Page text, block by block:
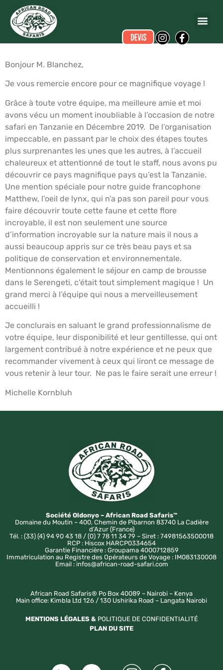
KORNBLUHa écrit ce commentaire.
Dates du voyage : du 2019-12-04 au 2019-12-13
Bonjour M. Blanchez,
Je vous remercie encore pour ce magnifique voyage !
Grâce à toute votre équipe, ma meilleure amie et moi
avons vécu un moment inoubliable à l’occasion de notre
safari en Tanzanie en Décembre 2019. De l’organisation
impeccable, en passant par le choix des étapes toutes
plus surprenantes les unes que les autres, à l’accueil
chaleureux et attentionné de tout le staff, nous avons pu
découvrir ce pays magnifique pays qu’est la Tanzanie.
Une mention spéciale pour notre guide francophone
Matthew, l’oeil de lynx, qui n’a pas son pareil pour vous
faire découvrir toute cette faune et cette flore
incroyable, il est non seulement une source
d’information incroyable sur la nature mais il nous a
aussi beaucoup appris sur ce très beau pays et sa
politique de conservation et environnementale.
Mentionnons également le séjour en camp de brousse
dans le Serengeti, c’était tout simplement magique ! Un
grand merci à l’équipe qui nous a merveilleusement
accueilli !
Je conclurais en saluant le grand professionnalisme de
votre équipe, leur disponibilité et leur gentillesse, qui ont
largement contribué à notre expérience et ne peux que
recommander vivement à ceux qui liront ce message de
vous retenir à leur tour. Ne pas le faire serait une erreur !
Michelle Kornbluh
Société Oldonyo – African Road Safaris™
Domaine du Moutin – 400, Chemin de Pibarnon 83740 La Cadière
d’Azur (France)
Tél. : (33) (4) 94 90 43 18 / (0) 7 78 11 34 79 – Siret : 74981563500018
RCP : Hiscox HARCP0334654
Garantie Financière : Groupama 4000712859
Immatriculation au Registre des Opérateurs de Voyage : IM083130008
Email : infos@african-road-safari.com
African Road Safaris® Po Box 40089 – Nairobi – Kenya
Main office: Kimbla Ltd 126 / 130 Ushirika Road – Langata Nairobi
MENTIONS LÉGALES & POLITIQUE DE CONFIDENTIALITÉ
PLAN DU SITE